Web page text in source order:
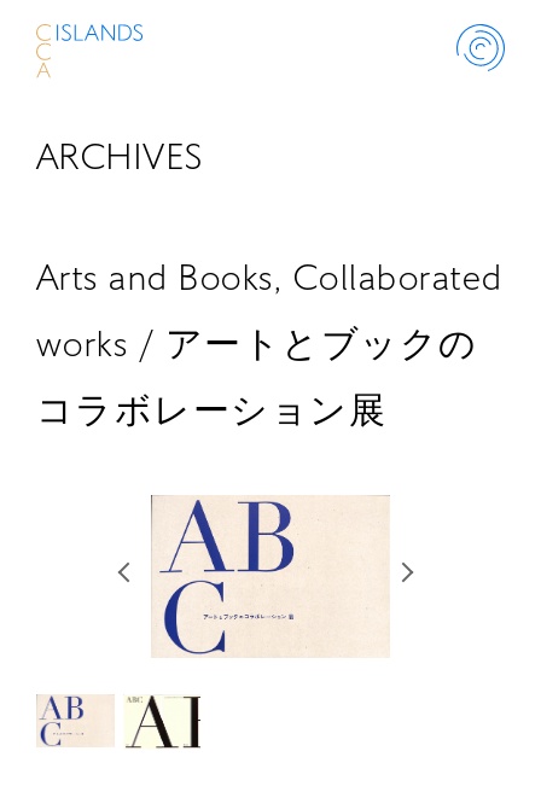
ABOUT
THINK ISLANDS
LIBRARY
SCHOLARSHIP
RETRACE
コンサート
出演者
出版物
動画
ARCHIVES
Arts and Books, Collaborated
works / アートとブックの
コラボレーション展